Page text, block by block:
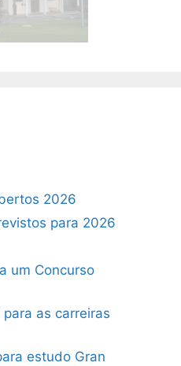
2026
para 2026
um Concurso
as carreiras
estudo Gran